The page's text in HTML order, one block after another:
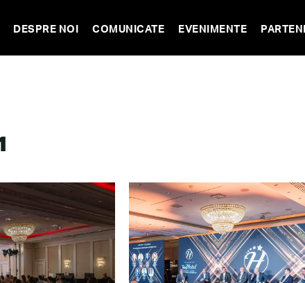
DESPRE NOI COMUNICATE EVENIMENTE